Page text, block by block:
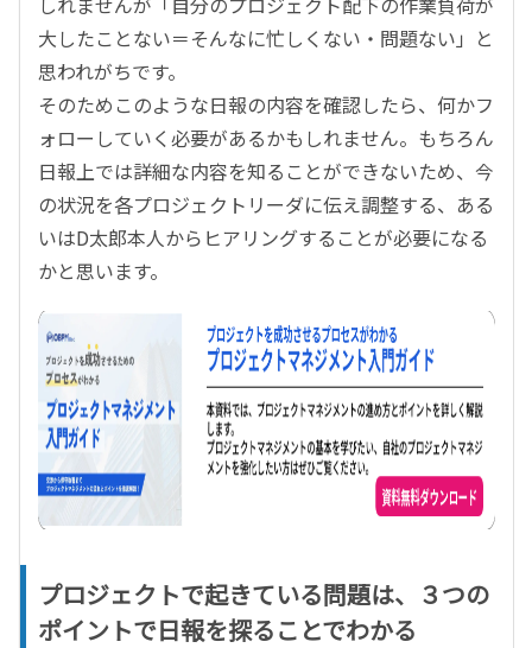
大したことない＝そんなに忙しくない・問題ない」と
思われがちです。
そのためこのような日報の内容を確認したら、何かフ
ォローしていく必要があるかもしれません。もちろん
日報上では詳細な内容を知ることができないため、今
の状況を各プロジェクトリーダに伝え調整する、ある
いはD太郎本人からヒアリングすることが必要になる
かと思います。
プロジェクトで起きている問題は、３つの
ポイントで日報を探ることでわかる